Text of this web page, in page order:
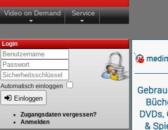
Video on Demand Service
Login
Automatisch einloggen
Einloggen
Zugangsdaten vergessen?
Anmelden